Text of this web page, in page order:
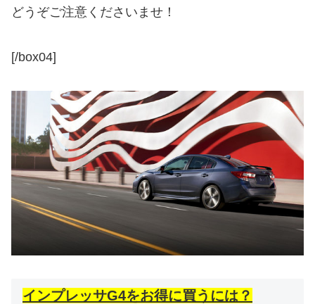
どうぞご注意くださいませ！
[/box04]
インプレッサG4をお得に買うには？